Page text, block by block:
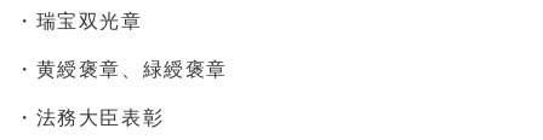
・瑞宝双光章
・黄綬褒章、緑綬褒章
・法務大臣表彰